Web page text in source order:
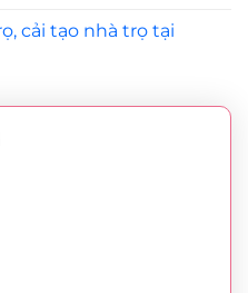
cải tạo nhà trọ tại